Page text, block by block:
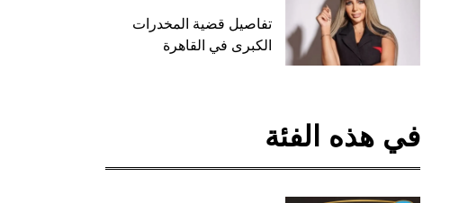
تفاصيل قضية المخدرات
الكبرى في القاهرة
في هذه الفئة